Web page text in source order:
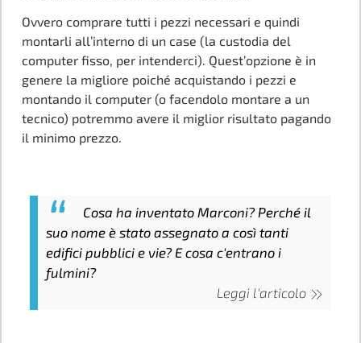
Ovvero comprare tutti i pezzi necessari e quindi
montarli all’interno di un case (la custodia del
computer fisso, per intenderci). Quest’opzione è in
genere la migliore poiché acquistando i pezzi e
montando il computer (o facendolo montare a un
tecnico) potremmo avere il miglior risultato pagando
il minimo prezzo.
Cosa ha inventato Marconi? Perché il
suo nome è stato assegnato a così tanti
edifici pubblici e vie? E cosa c'entrano i
fulmini?
Leggi l'articolo